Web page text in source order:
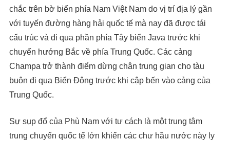
chắc trên bờ biển phía Nam Việt Nam do vị trí địa lý gần
với tuyến đường hàng hải quốc tế mà nay đã được tái
cấu trúc và đi qua phần phía Tây biển Java trước khi
chuyển hướng Bắc về phía Trung Quốc. Các cảng
Champa trở thành điểm dừng chân trung gian cho tàu
buôn đi qua Biển Đông trước khi cập bến vào cảng của
Trung Quốc.
Sự sụp đổ của Phù Nam với tư cách là một trung tâm
trung chuyển quốc tế lớn khiến các chư hầu nước này ly